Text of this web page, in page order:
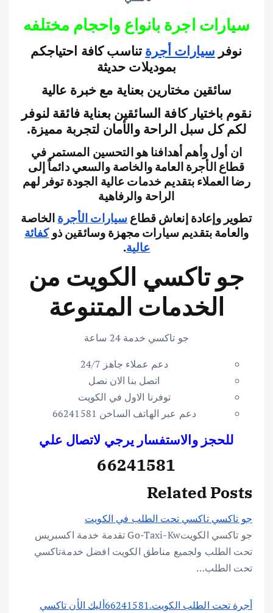
سيارات اجرة بانواع واحجام مختلفه
نوفر سيارات أجرة تناسب كافة احتياجكم
بموديلات حديثة
سائقين مختارين بعناية مع خبرة عالية
نقوم باختيار كافة السائقين بعناية فائقة لنوفر
لكم كل سبل الراحة والأمان لتجربة مميزة.
ان أول وأهم أهدافنا هو التحسين المستمر في
قطاع الأجرة العامة والخاصة والسعي دائماً إلى
رضا العملاء بتقديم خدمات عالية الجودة توفر لهم
الراحة والرفاهية
تطوير وإعادة إنعاش قطاع سيارات الأجرة الخاصة
والعامة بتقديم سيارات مجهزة وسائقين ذو كفائة
عالية.
جو تاكسي الكويت من
الخدمات المتنوعة
جو تاكسي خدمة 24 ساعة
دعم عملاء جاهز 24/7
اتصل بنا الان نصل
توفرنا الاول في الكويت
دعم عبر الهاتف الساخن 66241581
للحجز والاستفسار يرجي لاتصال علي
66241581
Related Posts
جو تاكسي تاكسي تحت الطلب في الكويت
جو تاكسي الكويتGo-Taxi-Kw تقدمة خدمة اكسبريس
تحت الطلب ولجميع مناطق الكويت افضل خدمةتاكسي
تحت الطلب…
أجرة تحت الطلب الكويت.66241581أليك الأن تاكسي